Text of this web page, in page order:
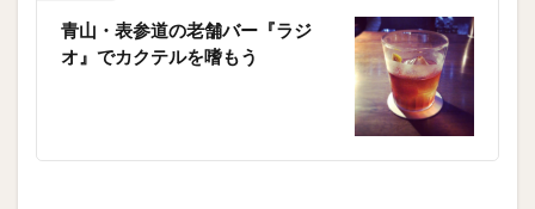
青山・表参道の老舗バー『ラジ
オ』でカクテルを嗜もう